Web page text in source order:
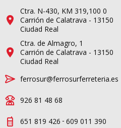
Ctra. N-430, KM 319,100 0
Carrión de Calatrava - 13150
Ciudad Real
Ctra. de Almagro, 1
Carrión de Calatrava - 13150
Ciudad Real
ferrosur@ferrosurferreteria.es
926 81 48 68
651 819 426 - 609 011 390